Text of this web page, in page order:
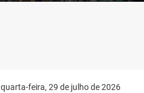
quarta-feira, 29 de julho de 2026